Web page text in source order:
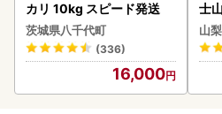
カリ 10kg スピード発送
茨城県八千代町
(336)
16,000
士
山